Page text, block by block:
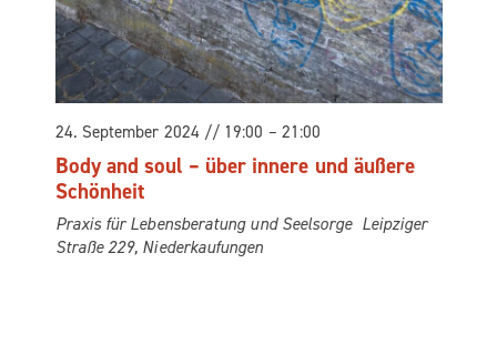
24. Sep­tem­ber 2024 // 19:00 – 21:00
Body and soul – über inne­re und äuße­re
Schönheit
Pra­xis für Lebens­be­ra­tung und Seelsorge Leip­zi­ger
Stra­ße 229, Niederkaufungen